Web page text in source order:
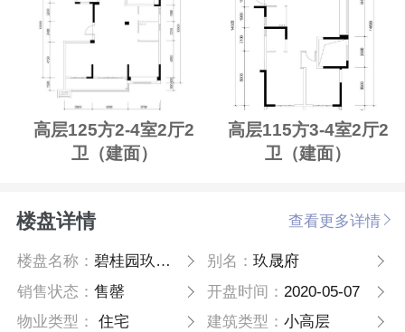
高层125方2-4室2厅2
卫（建面）
高层115方3-4室2厅2
卫（建面）
楼盘详情 查看更多详情
楼盘名称：碧桂园玖晟府 别名： 玖晟府
销售状态：售罄 开盘时间： 2020-05-07
物业类型：
住宅 建筑类型： 小高层